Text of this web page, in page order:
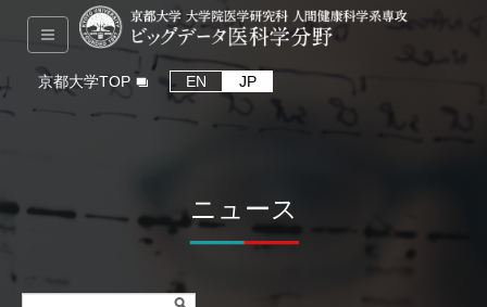
京都大学TOP EN JP
ニュース